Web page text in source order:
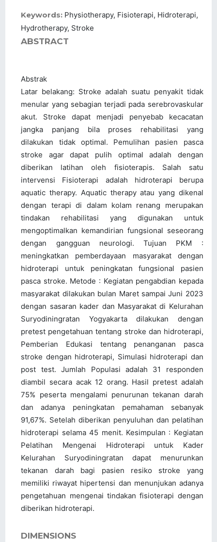
Keywords: Physiotherapy, Fisioterapi, Hidroterapi,
Hydrotherapy, Stroke
ABSTRACT
Abstrak
Latar belakang: Stroke adalah suatu penyakit tidak
menular yang sebagian terjadi pada serebrovaskular
akut. Stroke dapat menjadi penyebab kecacatan
jangka panjang bila proses rehabilitasi yang
dilakukan tidak optimal. Pemulihan pasien pasca
stroke agar dapat pulih optimal adalah dengan
diberikan latihan oleh fisioterapis. Salah satu
intervensi Fisioterapi adalah hidroterapi berupa
aquatic therapy. Aquatic therapy atau yang dikenal
dengan terapi di dalam kolam renang merupakan
tindakan rehabilitasi yang digunakan untuk
mengoptimalkan kemandirian fungsional seseorang
dengan gangguan neurologi. Tujuan PKM :
meningkatkan pemberdayaan masyarakat dengan
hidroterapi untuk peningkatan fungsional pasien
pasca stroke. Metode : Kegiatan pengabdian kepada
masyarakat dilakukan bulan Maret sampai Juni 2023
dengan sasaran kader dan Masyarakat di Kelurahan
Suryodiningratan Yogyakarta dilakukan dengan
pretest pengetahuan tentang stroke dan hidroterapi,
Pemberian Edukasi tentang penanganan pasca
stroke dengan hidroterapi, Simulasi hidroterapi dan
post test. Jumlah Populasi adalah 31 responden
diambil secara acak 12 orang. Hasil pretest adalah
75% peserta mengalami penurunan tekanan darah
dan adanya peningkatan pemahaman sebanyak
91,67%. Setelah diberikan penyuluhan dan pelatihan
hidroterapi selama 45 menit. Kesimpulan : Kegiatan
Pelatihan Mengenai Hidroterapi untuk Kader
Kelurahan Suryodiningratan dapat menurunkan
tekanan darah bagi pasien resiko stroke yang
memiliki riwayat hipertensi dan menunjukan adanya
pengetahuan mengenai tindakan fisioterapi dengan
diberikan hidroterapi.
DIMENSIONS